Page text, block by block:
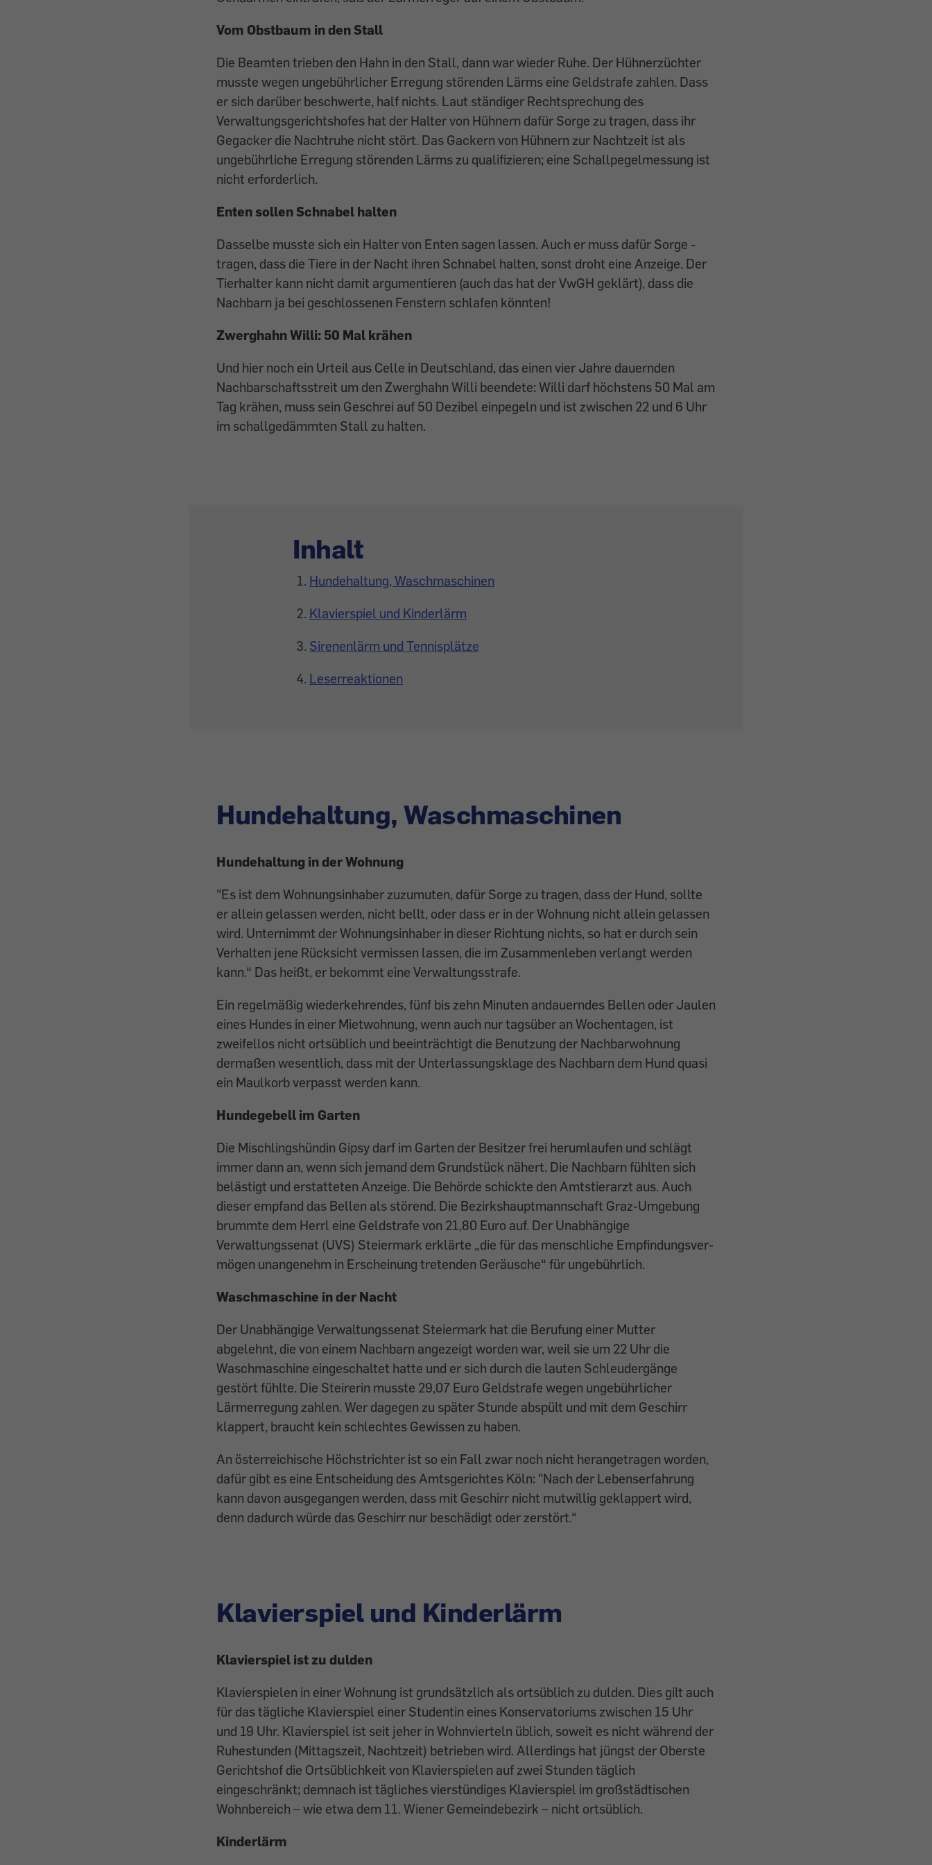
Vom Obstbaum in den Stall
Die ­Beamten trieben den Hahn in den Stall, dann war wieder Ruhe. Der Hühnerzüchter
musste wegen ungebührlicher Erregung störenden Lärms eine Geldstrafe zahlen. Dass
er sich darüber beschwerte, half nichts. Laut ständiger Rechtsprechung des
Verwaltungsgerichtshofes hat der Halter von Hühnern dafür Sorge zu tragen, dass ihr
Gegacker die Nachtruhe nicht stört. Das Gackern von Hühnern zur Nachtzeit ist als
ungebührliche Erregung störenden Lärms zu qualifizieren; eine Schallpegelmessung ist
nicht erforderlich.
Enten sollen Schnabel halten
Dasselbe musste sich ein Halter von Enten sagen lassen. Auch er muss dafür Sorge ­
tragen, dass die Tiere in der Nacht ihren Schnabel halten, sonst droht eine Anzeige. Der
Tierhalter kann nicht damit argumentieren (auch das hat der VwGH geklärt), dass die
Nachbarn ja bei geschlossenen Fenstern schlafen könnten!
Zwerghahn Willi: 50 Mal krähen
Und hier noch ein Urteil aus Celle in Deutschland, das einen vier Jahre dauernden
Nachbarschaftsstreit um den Zwerghahn Willi beendete: Willi darf höchstens 50 Mal am
Tag krähen, muss sein Geschrei auf 50 Dezibel einpegeln und ist zwischen 22 und 6 Uhr
im schallgedämmten Stall zu halten.
Inhalt
Hundehaltung, Waschmaschinen
Klavierspiel und Kinderlärm
Sirenenlärm und Tennisplätze
Leserreaktionen
Hundehaltung, Waschmaschinen
Hundehaltung in der Wohnung
"Es ist dem Wohnungsinhaber zuzumuten, dafür Sorge zu tragen, dass der Hund, sollte
er ­allein gelassen werden, nicht bellt, oder dass er in der Wohnung nicht allein gelassen
wird. Unternimmt der Wohnungsinhaber in dieser Richtung nichts, so hat er durch sein
Verhalten jene Rücksicht vermissen lassen, die im Zusammenleben verlangt werden
kann.“ Das heißt, er bekommt eine Verwaltungsstrafe.
Ein regelmäßig wiederkehrendes, fünf bis zehn Minuten andauerndes Bellen oder Jaulen
eines Hundes in einer Mietwohnung, wenn auch nur tagsüber an Wochentagen, ist
zweifellos nicht ortsüblich und beeinträchtigt die Benutzung der Nachbarwohnung
dermaßen wesentlich, dass mit der Unterlassungs­klage des Nachbarn dem Hund quasi
ein Maulkorb verpasst werden kann.
Hundegebell im Garten
Die Mischlingshündin Gipsy darf im Garten der Besitzer frei herumlaufen und schlägt
immer dann an, wenn sich jemand dem Grundstück ­nähert. Die Nachbarn fühlten sich
belästigt und erstatteten Anzeige. Die Behörde schickte den Amtstierarzt aus. Auch
dieser empfand das Bellen als störend. Die ­Bezirkshauptmannschaft Graz-Umgebung
brummte dem Herrl eine Geldstrafe von 21,80 Euro auf. Der Unabhängige
Verwaltungssenat (UVS) Steiermark erklärte „die für das menschliche Empfindungsver­
mögen unangenehm in Erscheinung tretenden Geräusche“ für ungebührlich.
Waschmaschine in der Nacht
Der Unabhängige Verwaltungssenat Steiermark hat die Berufung einer Mutter
abgelehnt, die von einem Nachbarn angezeigt worden war, weil sie um 22 Uhr die
Waschmaschine eingeschaltet hatte und er sich durch die lauten Schleudergänge
gestört fühlte. Die Steirerin musste 29,07 Euro Geldstrafe ­wegen ungebührlicher
Lärmerregung zahlen. Wer dagegen zu später Stunde abspült und mit dem Geschirr
klappert, braucht kein schlechtes Gewissen zu haben.
An österreichische Höchstrichter ist so ein Fall zwar noch nicht herangetragen worden,
dafür gibt es eine Entscheidung des Amtsgerichtes Köln: "Nach der Lebenserfahrung
kann davon ausgegangen werden, dass mit Geschirr nicht mutwillig geklappert wird,
denn dadurch würde das Geschirr nur beschädigt oder zerstört.“
Klavierspiel und Kinderlärm
Klavierspiel ist zu dulden
Klavierspielen in einer Wohnung ist grundsätzlich als ortsüblich zu dulden. Dies gilt auch
für das tägliche Klavierspiel einer Studentin eines Konservatoriums zwischen 15 Uhr
und 19 Uhr. Klavierspiel ist seit jeher in Wohnvierteln üblich, soweit es nicht während der
­Ruhestunden (Mittagszeit, Nachtzeit) betrieben wird. ­Allerdings hat jüngst der Oberste
Gerichtshof die Ortsüblichkeit von Klavierspielen auf zwei Stunden täglich
eingeschränkt; demnach ist tägliches vierstündiges Klavierspiel im großstädtischen
Wohnbereich – wie etwa dem 11. Wiener Gemeinde­bezirk – nicht ortsüblich.
Kinderlärm